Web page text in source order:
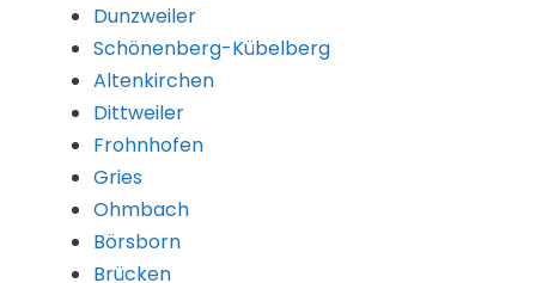
Dunzweiler
Schönenberg-Kübelberg
Altenkirchen
Dittweiler
Frohnhofen
Gries
Ohmbach
Börsborn
Brücken